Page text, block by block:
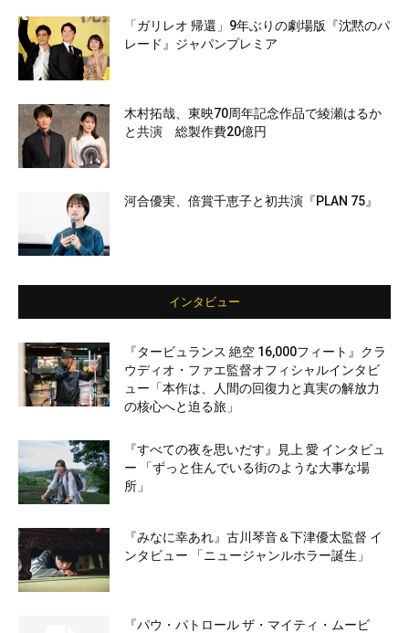
「ガリレオ 帰還」9年ぶりの劇場版『沈黙のパ
レード』ジャパンプレミア
木村拓哉、東映70周年記念作品で綾瀬はるか
と共演 総製作費20億円
河合優実、倍賞千恵子と初共演『PLAN 75』
インタビュー
『タービュランス 絶空 16,000フィート』クラ
ウディオ・ファエ監督オフィシャルインタビ
ュー「本作は、人間の回復力と真実の解放力
の核心へと迫る旅」
『すべての夜を思いだす』見上 愛 インタビュ
ー 「ずっと住んでいる街のような大事な場
所」
『みなに幸あれ』古川琴音＆下津優太監督 イ
ンタビュー 「ニュージャンルホラー誕生」
『パウ・パトロール ザ・マイティ・ムービ